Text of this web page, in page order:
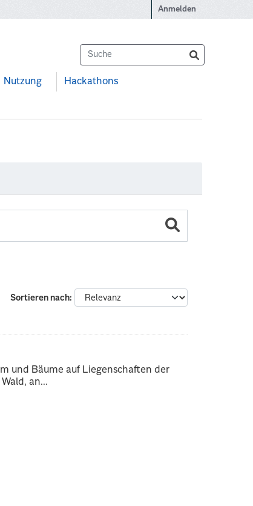
Anmelden
Nutzung Hackathons
Sortieren nach
und Bäume auf Liegenschaften der
an...